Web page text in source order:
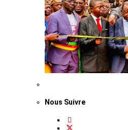
Nous Suivre